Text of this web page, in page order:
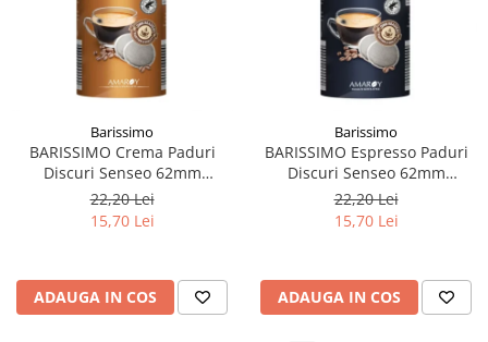
Barissimo
BARISSIMO Crema Paduri
Discuri Senseo 62mm
Monodoze 20buc 140g
22,20 Lei
15,70 Lei
ADAUGA IN COS
Barissimo
BARISSIMO Espresso Paduri
Discuri Senseo 62mm
Monodoze 20buc 140g
22,20 Lei
15,70 Lei
ADAUGA IN COS